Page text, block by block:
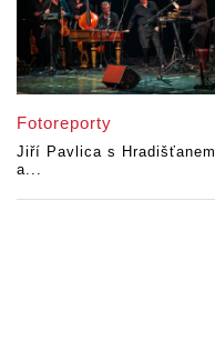
Fotoreporty
Jiří Pavlica s Hradišťanem
a...